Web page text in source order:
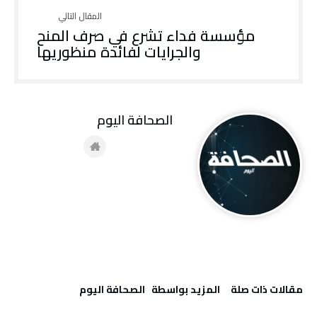
مؤسسة فداء تشرع في صرف المنح
والجرايات لفائدة منظوريها
‫مقالات ذات صلة‬ ‫‫المزيد بواسطة‬ ‬ ‭ ‬الصحافة‭ ‬اليوم